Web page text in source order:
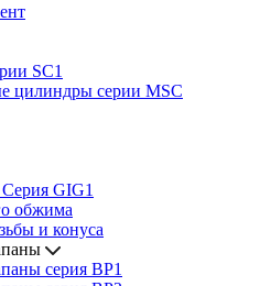
SC1
цилиндры серии MSC
GIG1
обжима
и конуса
серия BP1